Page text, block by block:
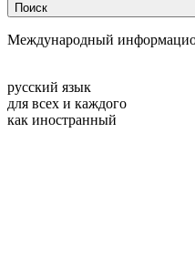
Поиск
Международный
русский язык
для всех и каждого
как иностранный